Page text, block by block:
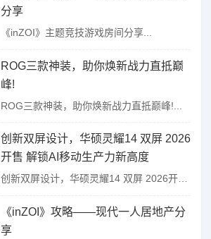
分享
《inZOI》主题竞技游戏房间分享...
ROG三款神装，助你焕新战力直抵巅
峰!
ROG三款神装，助你焕新战力直抵巅峰!...
创新双屏设计，华硕灵耀14 双屏 2026
开售 解锁AI移动生产力新高度
创新双屏设计，华硕灵耀14 双屏 2026开售 解锁AI移动生产力新高度...
《inZOI》攻略——现代一人居地产分
享